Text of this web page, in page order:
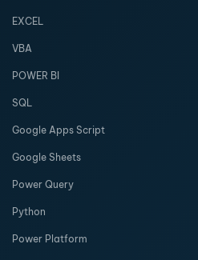
EXCEL
VBA
POWER BI
SQL
Google Apps Script
Google Sheets
Power Query
Python
Power Platform